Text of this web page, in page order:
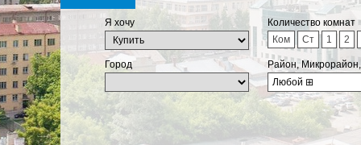
Я хочу
Количество комнат
Ком
Ст 1 2
Город
Район,
Любой ⊞